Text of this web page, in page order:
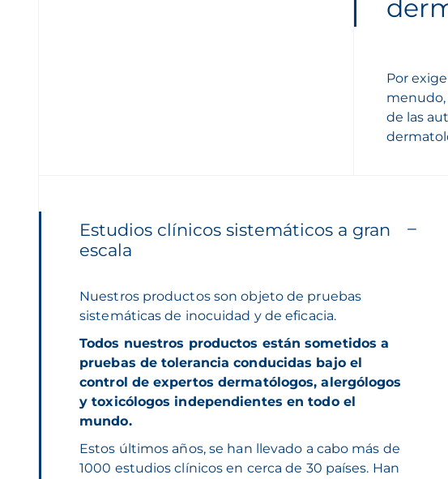
Por
menudo,
de las
Estudios clínicos sistemáticos a gran
escala
Nuestros productos son objeto de pruebas
sistemáticas de inocuidad y de eficacia.
Todos nuestros productos están sometidos a
pruebas de tolerancia conducidas bajo el
control de expertos dermatólogos, alergólogos
y toxicólogos independientes en todo el
mundo.
Estos últimos años, se han llevado a cabo más de
1000 estudios clínicos en cerca de 30 países. Han